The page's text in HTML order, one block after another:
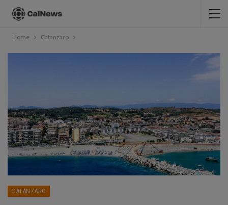
Home Catanzaro
CATANZARO